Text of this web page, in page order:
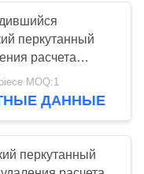
перкутанный
расчета
с
CE
MOQ:1
ДАННЫЕ
перкутанный